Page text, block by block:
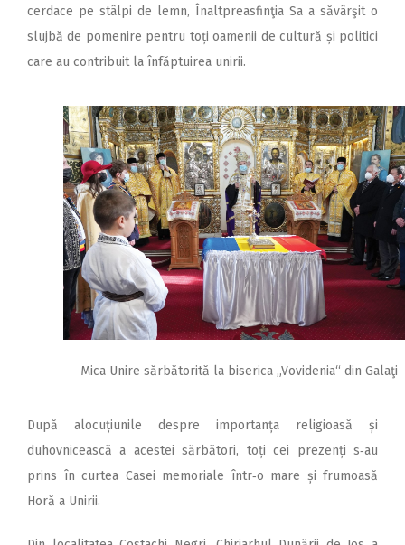
cerdace pe stâlpi de lemn, Înaltpreasfinţia Sa a săvârşit o
slujbă de pomenire pentru toți oamenii de cultură și politici
care au contribuit la înfăptuirea unirii.
Mica Unire sărbătorită la biserica „Vovidenia“ din Galaţi
După alocuțiunile despre importanța religioasă și
duhovnicească a acestei sărbători, toți cei prezenți s‑au
prins în curtea Casei memoriale într‑o mare și frumoasă
Horă a Unirii.